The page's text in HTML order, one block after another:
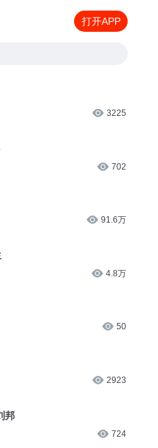
打开APP
3225
702
91.6万
4.8万
50
2923
邦
724